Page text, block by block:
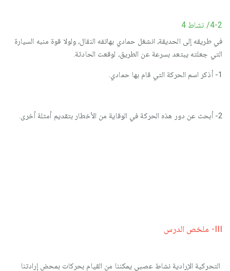
4-2/ نشاط 4
في طريقه إلى الحديقة، انشغل حمادي بهاتفه النقال، ولولا قوة منبه السيارة
التي جعلته يبتعد بسرعة عن الطريق، لوقعت الحادثة.
1- أذكر اسم الحركة التي قام بها حمادي.
2- أبحث عن دور هذه الحركة في الوقاية من الأخطار بتقديم أمثلة أخرى.
III- ملخص الدرس
التحركية الإرادية نشاط عصبي يمكننا من القيام بحركات بمحض إرادتنا